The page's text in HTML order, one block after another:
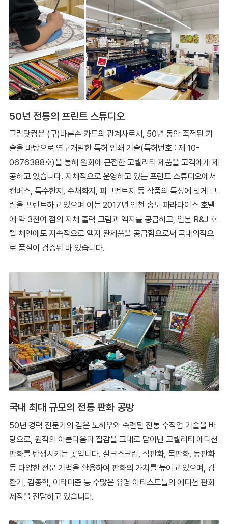
50년 전통의 프린트 스튜디오
그림닷컴은 (구)바른손 카드의 관계사로서, 50년 동안 축적된 기
술을 바탕으로 연구개발한 특허 인쇄 기술(특허번호 : 제 10-
0676388호)을 통해 원화에 근접한 고퀄리티 제품을 고객에게 제
공하고 있습니다. 자체적으로 운영하고 있는 프린트 스튜디오에서
캔버스, 특수한지, 수채화지, 피그먼트지 등 작품의 특성에 맞게 그
림을 프린트하고 있으며 이는 2017년 인천 송도 파라다이스 호텔
에 약 3천여 점의 자체 출력 그림과 액자를 공급하고, 일본 R&J 호
텔 체인에도 지속적으로 액자 완제품을 공급함으로써 국내외적으
로 품질이 검증된 바 있습니다.
국내 최대 규모의 전통 판화 공방
50년 경력 전문가의 깊은 노하우와 숙련된 전통 수작업 기술을 바
탕으로, 원작의 아름다움과 질감을 그대로 담아낸 고퀄리티 에디션
판화를 탄생시키는 곳입니다. 실크스크린, 석판화, 목판화, 동판화
등 다양한 전문 기법을 활용하여 판화의 가치를 높이고 있으며, 김
환기, 김종학, 이타미준 등 수많은 유명 아티스트들의 에디션 판화
제작을 전담하고 있습니다.